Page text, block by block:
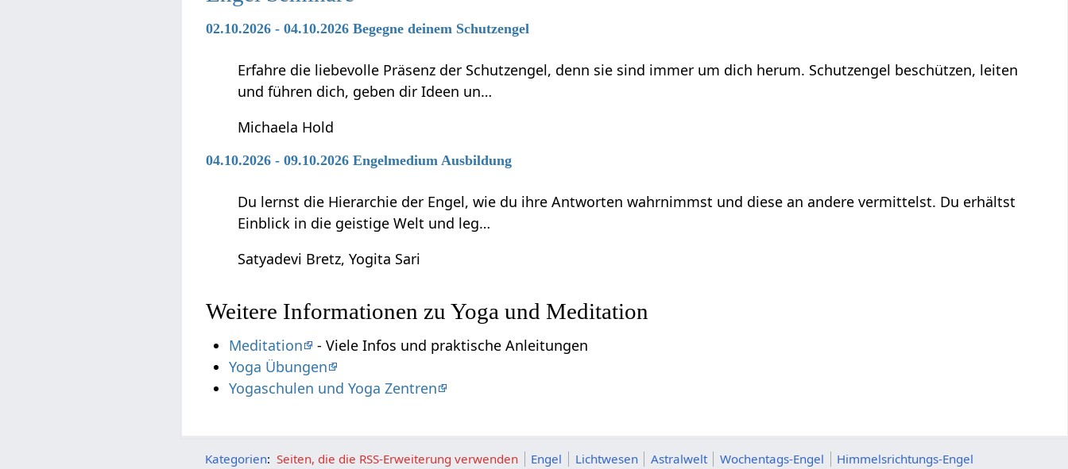
02.10.2026 - 04.10.2026 Begegne deinem Schutzengel
Erfahre die liebevolle Präsenz der Schutzengel, denn sie sind immer um dich herum. Schutzengel beschützen, leiten
und führen dich, geben dir Ideen un…
Michaela Hold
04.10.2026 - 09.10.2026 Engelmedium Ausbildung
Du lernst die Hierarchie der Engel, wie du ihre Antworten wahrnimmst und diese an andere vermittelst. Du erhältst
Einblick in die geistige Welt und leg…
Satyadevi Bretz, Yogita Sari
Weitere Informationen zu Yoga und Meditation
Meditation
- Viele Infos und praktische Anleitungen
Yoga Übungen
Yogaschulen und Yoga Zentren
Kategorien: Seiten, die die RSS-Erweiterung verwenden Engel Lichtwesen Astralwelt Wochentags-Engel Himmelsrichtungs-Engel